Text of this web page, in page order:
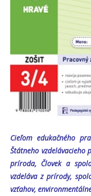
Cieľom edukačného
Štátneho vzdelávacieho
príroda, Človek a
vzdeláva z prírody,
vzťahov,